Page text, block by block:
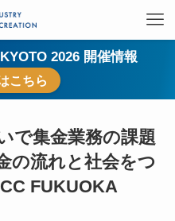
2026 開催情報
こちら
で集金業務の課題
の流れと社会をつ
FUKUOKA